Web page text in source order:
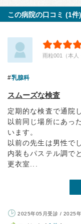
この病院の口コミ (1件)
雨粒001（本人
乳腺科
スムーズな検査
定期的な検査で通院
以前同じ場所にあっ
います。
以前の先生は男性で
内装もパステル調で
更衣室...
2025年05月受診 / 2025